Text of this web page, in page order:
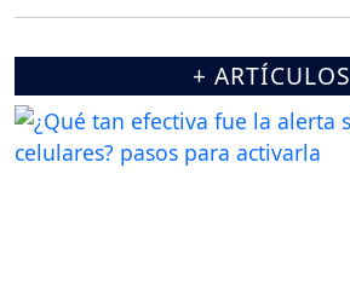
+ ARTÍCULOS